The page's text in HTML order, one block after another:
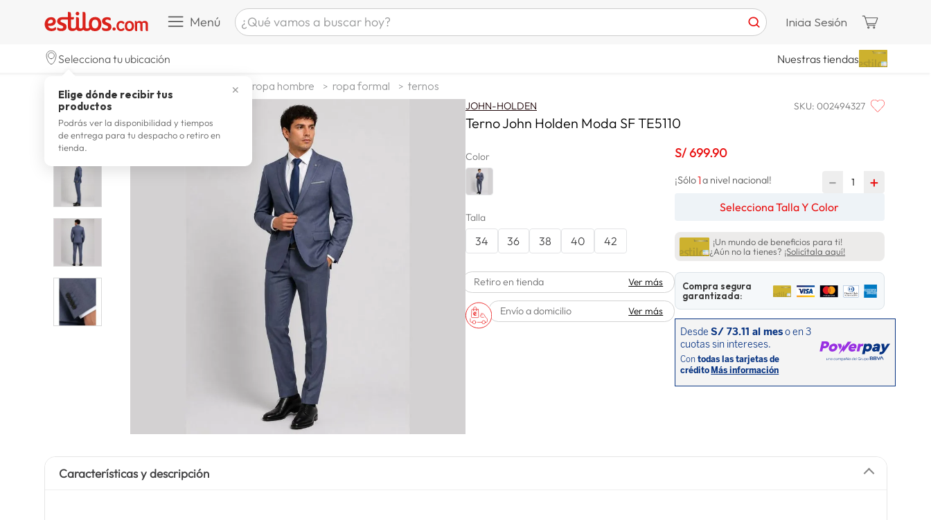
Menú ¿Qué vamos a buscar hoy?
2. celulares
zapatillas hombre
moda
zapatillas
tv
7. laptop
terrex
spiderman
lavadora
Inicia Sesión
Selecciona tu ubicación
✕
Elige dónde recibir tus
productos
Podrás ver la disponibilidad y tiempos
de entrega para tu despacho o retiro en
tienda.
Nuestras tiendas
hombre ropa hombre ropa formal ternos
JOHN-HOLDEN SKU: 002494327
Terno John Holden Moda SF TE5110
Color
Talla
34 36 38 40 42
Retiro en tienda Ver más
Envío a domicilio Ver más
S/699.90
¡Sólo1a nivel nacional! ＋
－
Selecciona Talla Y Color
¡Un mundo de beneficios para ti!
¿Aún no la tienes? ¡Solicítala aquí!
Compra segura
garantizada:
Características y descripción